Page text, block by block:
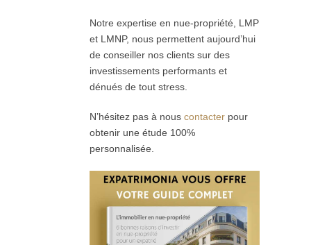
Notre expertise en nue-propriété, LMP
et LMNP, nous permettent aujourd’hui
de conseiller nos clients sur des
investissements performants et
dénués de tout stress.
N’hésitez pas à nous contacter pour
obtenir une étude 100%
personnalisée.